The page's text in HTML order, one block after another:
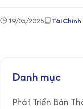
Danh mục
Phát Triển Bản
19/05/2026 Tài